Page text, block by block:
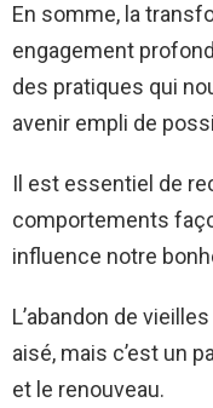
En somme, la
engagement
des pratiques qui
avenir empli de
Il est essentiel de
comportements
influence notre
L’abandon de
aisé, mais c’est un
et le renouveau.